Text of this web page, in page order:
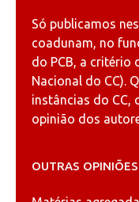
Só publicamos
coadunam, no
do PCB, a critério
Nacional do CC).
instâncias do CC,
opinião dos
OUTRAS